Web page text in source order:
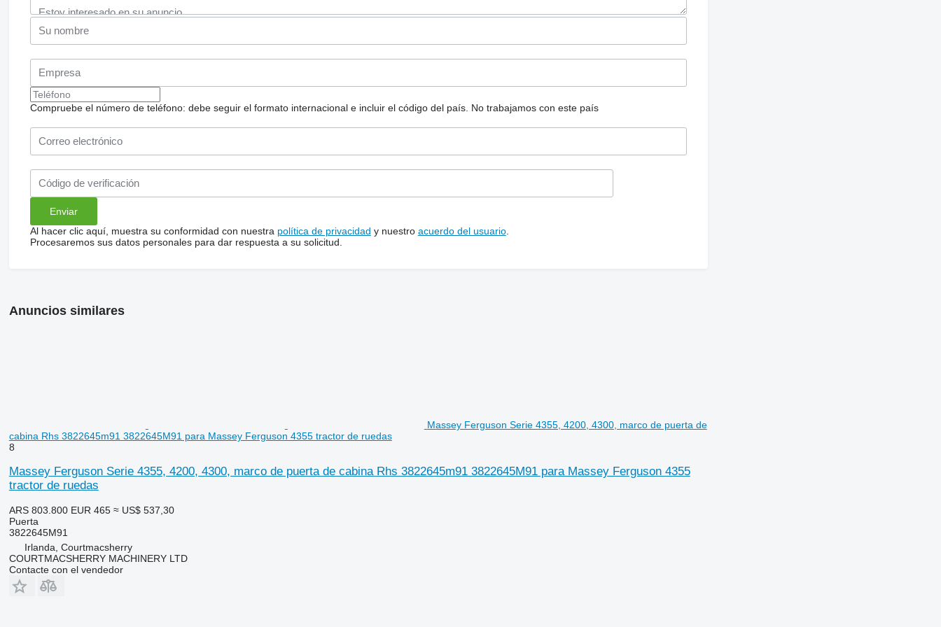
Compruebe el número de teléfono: debe seguir el formato internacional e incluir el código del país. No trabajamos con este país
Al hacer clic aquí, muestra su conformidad con nuestra política de privacidad y nuestro acuerdo del usuario.
Procesaremos sus datos personales para dar respuesta a su solicitud.
Anuncios similares
Massey Ferguson Serie 4355, 4200, 4300, marco de puerta de
cabina Rhs 3822645m91 3822645M91 para Massey Ferguson 4355 tractor de ruedas
8
Massey Ferguson Serie 4355, 4200, 4300, marco de puerta de cabina Rhs 3822645m91 3822645M91 para Massey Ferguson 4355
tractor de ruedas
ARS 803.800 EUR 465 ≈ US$ 537,30
Puerta
3822645M91
Irlanda, Courtmacsherry
COURTMACSHERRY MACHINERY LTD
Contacte con el vendedor